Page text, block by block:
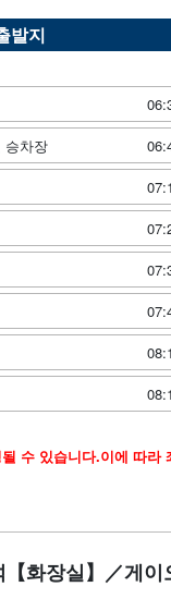
발지
승차장
수 있습니다.이에 따
화장실】／게이